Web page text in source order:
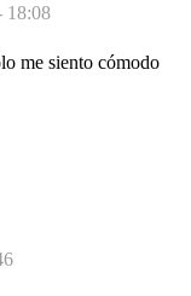
18:08
me siento cómodo